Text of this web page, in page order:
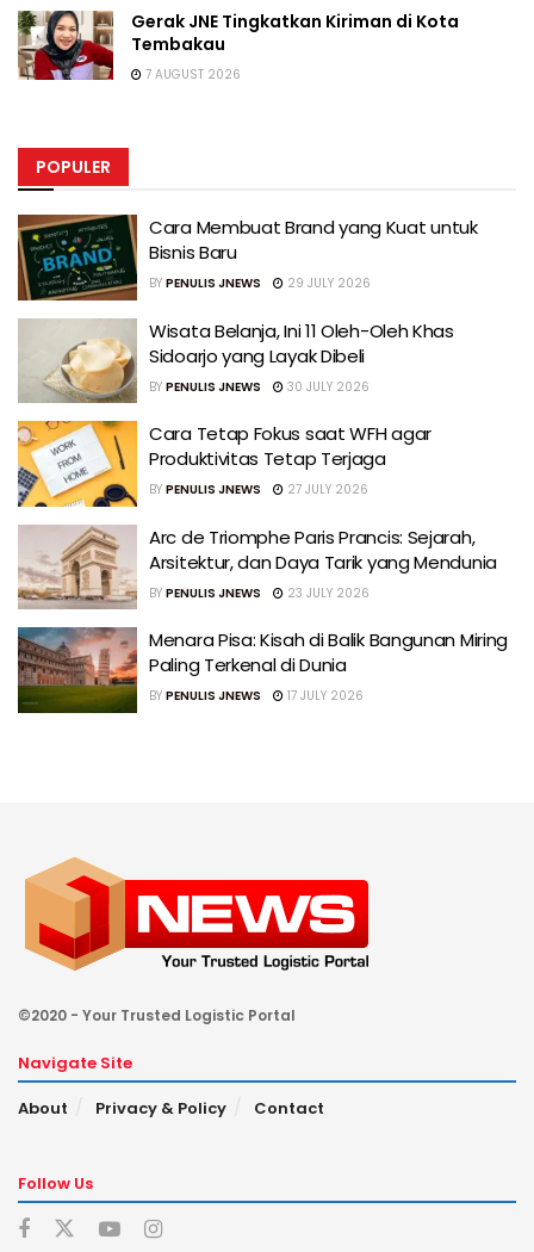
Gerak JNE Tingkatkan Kiriman di Kota
Tembakau
7 AUGUST 2026
POPULER
Cara Membuat Brand yang Kuat untuk
Bisnis Baru
BY PENULIS JNEWS 29 JULY 2026
Wisata Belanja, Ini 11 Oleh-Oleh Khas
Sidoarjo yang Layak Dibeli
BY PENULIS JNEWS 30 JULY 2026
Cara Tetap Fokus saat WFH agar
Produktivitas Tetap Terjaga
BY PENULIS JNEWS 27 JULY 2026
Arc de Triomphe Paris Prancis: Sejarah,
Arsitektur, dan Daya Tarik yang Mendunia
BY PENULIS JNEWS 23 JULY 2026
Menara Pisa: Kisah di Balik Bangunan Miring
Paling Terkenal di Dunia
BY PENULIS JNEWS 17 JULY 2026
©2020 - Your Trusted Logistic Portal
Navigate Site
About
Privacy & Policy Contact
Follow Us